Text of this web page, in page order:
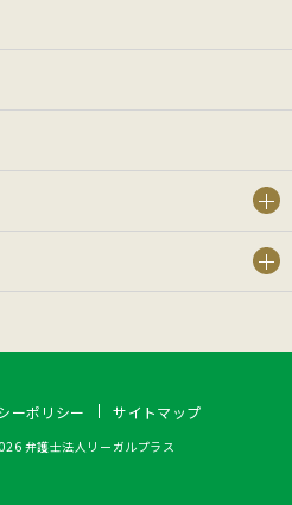
ーポリシー サイトマップ
弁護士法人リーガルプラス